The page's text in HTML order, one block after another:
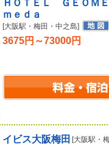
ＨＯＴＥＬ ＧＥＯＭ
ｍｅｄａ
[大阪駅・梅田・中之島]
3675円～73000円
イビス大阪梅田 [大阪駅・